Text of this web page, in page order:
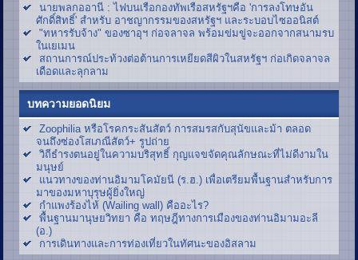
นายพลกออานี : ไฟบนเรือกองทัพเรือสหรัฐฯคือ 'การลงโทษอัน
ศักดิ์สิทธิ์' สำหรับ อาชญากรรมของสหรัฐฯ และระบอบไซออนิสต์
"ทหารรับจ้าง" ของซาอุฯ ก่อจลาจล พร้อมข่มขู่จะออกจากสนามรบ
ในเยเมน
สถานการณ์ประท้วงต่อต้านการเหยียดสีผิวในสหรัฐฯ ก่อเกิดจลาจล
เดือดและลุกลาม
บทความยอดนิยม
Zoophilia หรือโรคกระสันสัตว์ การสมรสกับสุนัขและม้า ตลอด
จนถึงซ่องโสเภณีสัตว์+ รูปถ่าย
วิถีธำรงตนอยู่ในความบริสุทธิ์ กุญแจขจัดคุณลักษณะที่ไม่ดีงามใน
มนุษย์
แนวทางของท่านอิมามโคมัยนี (ร.ฮ.) เพื่อเตรียมพื้นฐานสำหรับการ
มาของมหาบุรุษผู้ยิ่งใหญ่
กำแพงร้องไห้ (Wailing wall) คืออะไร?
พื้นฐานมานุษยวิทยา คือ ทฤษฎีทางการเมืองของท่านอิมามอะลี
(อ.)
การเดินทางและการท่องเที่ยวในทัศนะของอิสลาม